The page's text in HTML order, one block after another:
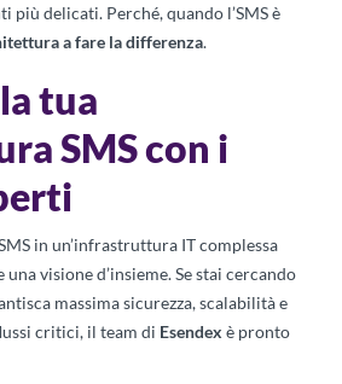
più delicati. Perché, quando l’SMS è
a fare la differenza.
tua
SMS con i
in un’infrastruttura IT complessa
visione d’insieme. Se stai cercando
massima sicurezza, scalabilità e
critici, il team di Esendex è pronto